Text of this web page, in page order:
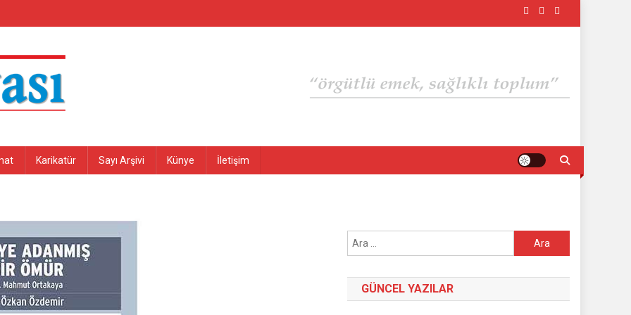
Karikatür Sayı Arşivi Künye İletişim
Arama:
GÜNCEL YAZILAR